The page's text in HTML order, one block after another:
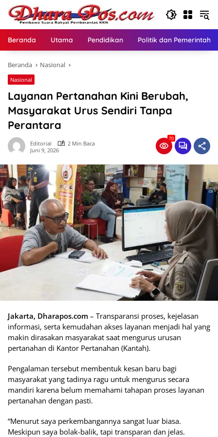
Langsung
konten
Beranda Utama Pendidikan Politik dan
Beranda Nasional
Nasional
Layanan Pertanahan Kini Berubah,
Masyarakat Urus Sendiri Tanpa
Perantara
Editorial
2 Min Baca
Juni 9, 2026
70
Jakarta, Dharapos.com – Transparansi proses, kejelasan
informasi, serta kemudahan akses layanan menjadi hal yang
makin dirasakan masyarakat saat mengurus urusan
pertanahan di Kantor Pertanahan (Kantah).
Pengalaman tersebut membentuk kesan baru bagi
masyarakat yang tadinya ragu untuk mengurus secara
mandiri karena belum memahami tahapan proses layanan
pertanahan dengan pasti.
“Menurut saya perkembangannya sangat luar biasa.
Meskipun saya bolak-balik, tapi transparan dan jelas.